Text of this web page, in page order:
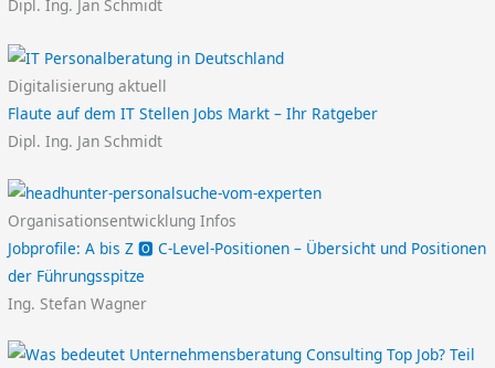
Dipl. Ing. Jan Schmidt
Digitalisierung aktuell
Flaute auf dem IT Stellen Jobs Markt – Ihr Ratgeber
Dipl. Ing. Jan Schmidt
Organisationsentwicklung Infos
Jobprofile: A bis Z 🅾️ C-Level-Positionen – Übersicht und Positionen
der Führungsspitze
Ing. Stefan Wagner